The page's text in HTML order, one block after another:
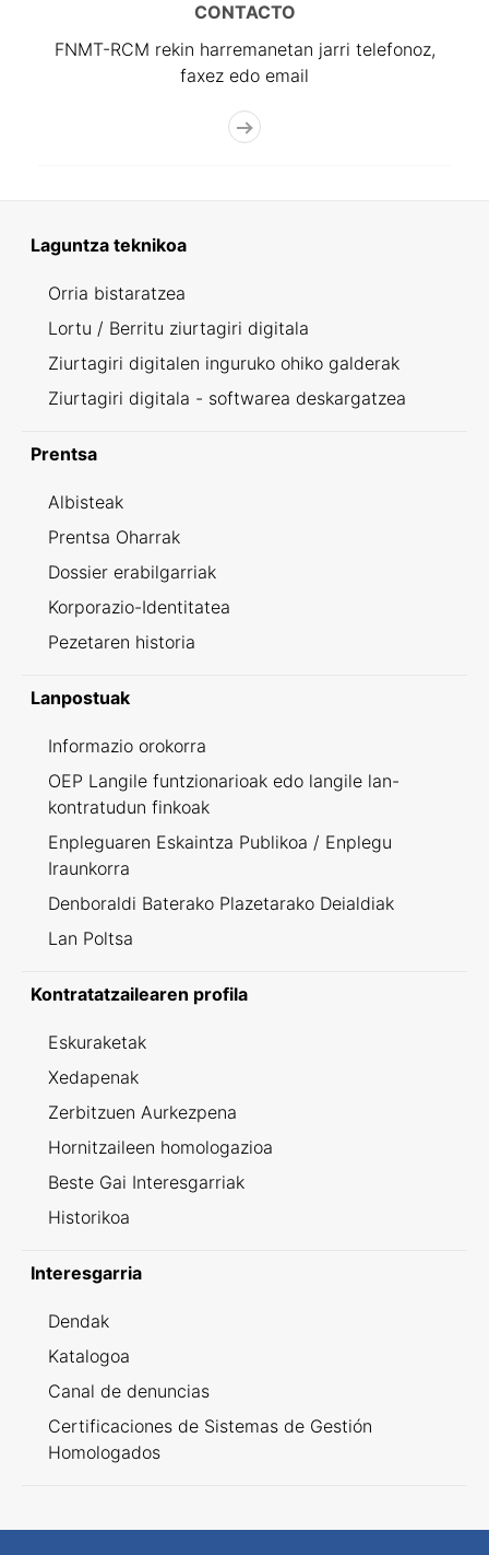
CONTACTO
FNMT-RCM rekin harremanetan jarri telefonoz,
faxez edo email
Laguntza teknikoa
Orria bistaratzea
Lortu / Berritu ziurtagiri digitala
Ziurtagiri digitalen inguruko ohiko galderak
Ziurtagiri digitala - softwarea deskargatzea
Prentsa
Albisteak
Prentsa Oharrak
Dossier erabilgarriak
Korporazio-Identitatea
Pezetaren historia
Lanpostuak
Informazio orokorra
OEP Langile funtzionarioak edo langile lan-
kontratudun finkoak
Enpleguaren Eskaintza Publikoa / Enplegu
Iraunkorra
Denboraldi Baterako Plazetarako Deialdiak
Lan Poltsa
Kontratatzailearen profila
Eskuraketak
Xedapenak
Zerbitzuen Aurkezpena
Hornitzaileen homologazioa
Beste Gai Interesgarriak
Historikoa
Interesgarria
Dendak
Katalogoa
Canal de denuncias
Certificaciones de Sistemas de Gestión
Homologados